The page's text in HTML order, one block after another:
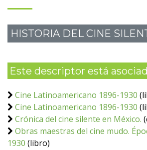
HISTORIA DEL CINE
Este descriptor está
Cine Latinoamericano 1896-1930
Cine Latinoamericano 1896-1930
Crónica del cine silente en México.
Obras maestras del cine mudo.
1930 (libro)